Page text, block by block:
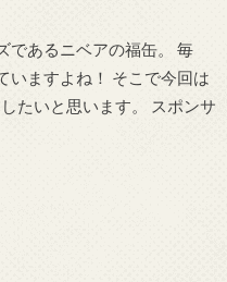
であるニベアの福缶。 毎
いますよね！ そこで今回は
たいと思います。 スポンサ